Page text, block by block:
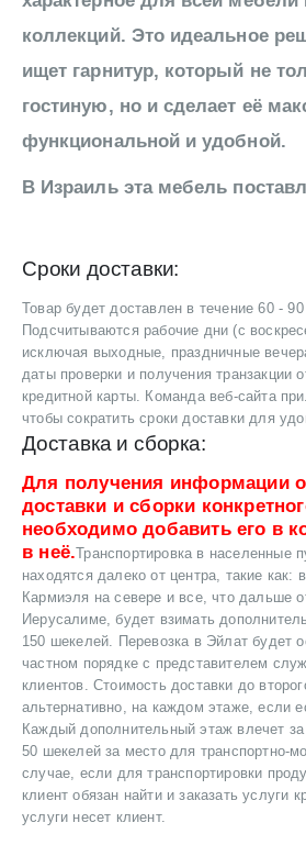
коллекций. Это идеальное
ищет гарнитур, который не
гостиную, но и сделает её
функциональной и удобной.
В Израиль эта мебель
Сроки доставки:
Товар будет доставлен в течение 60 -
Подсчитываются рабочие дни (с
исключая выходные, праздничные
даты проверки и получения транзакции
кредитной карты. Команда веб-сайта
чтобы сократить сроки доставки для
Доставка и сборка:
Для получения информации
доставки и сборки
необходимо добавить его в
в неё.Транспортировка в населенные
находятся далеко от центра, такие как:
Кармиэля на севере и все, что дальше
Иерусалиме, будет взимать
150 шекелей. Перевозка в Эйлат будет
частном порядке с представителем
клиентов. Стоимость доставки до
альтернативно, на каждом этаже, если
Каждый дополнительный этаж влечет
50 шекелей за место для транспортно-
случае, если для транспортировки
клиент обязан найти и заказать услуги
услуги несет клиент.